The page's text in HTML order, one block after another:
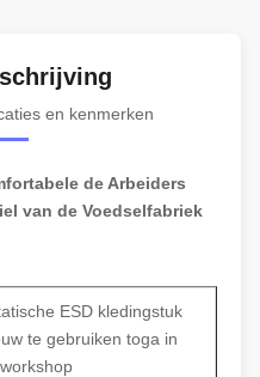
en kenmerken
de Arbeiders
van de Voedselfabriek
ESD kledingstuk
te gebruiken toga in